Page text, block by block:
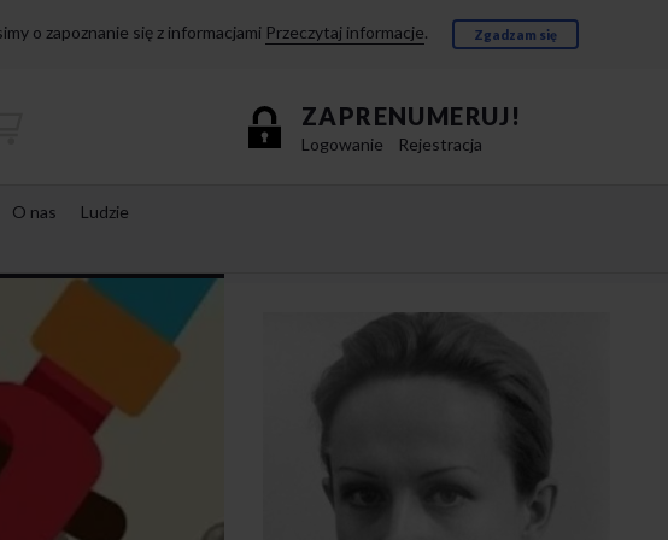
o zapoznanie się z informacjami Przeczytaj informacje. Zgadzam się
ZAPRENUMERUJ!
Logowanie Rejestracja
O nas
Ludzie